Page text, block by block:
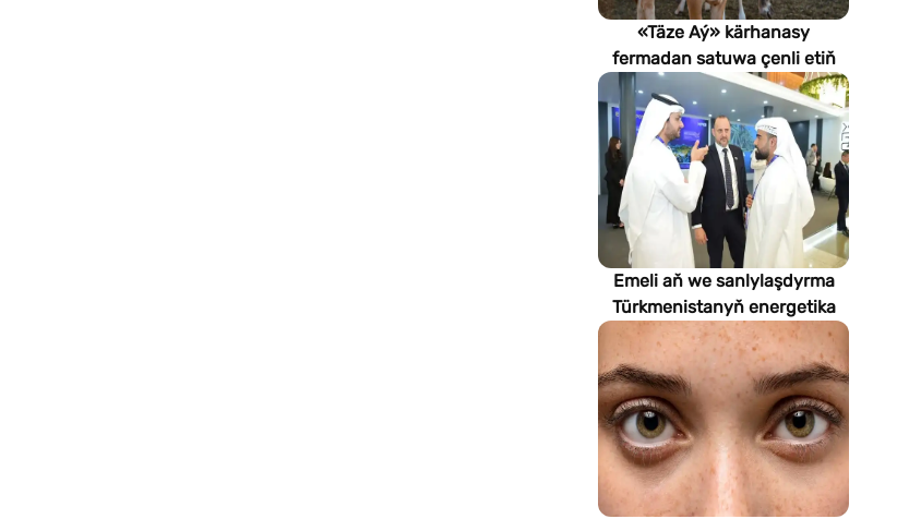
«Täze Aý» kärhanasy
fermadan satuwa çenli etiň
hilini nädip gözegçilikde
saklaýar?
Emeli aň we sanlylaşdyrma
Türkmenistanyň energetika
pudagynyň geljegini
kesgitleýär